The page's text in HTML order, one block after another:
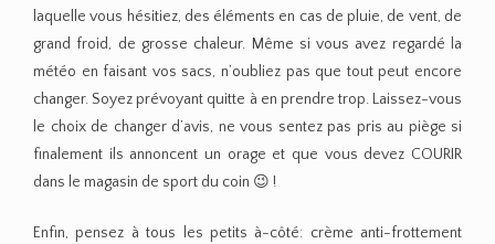
laquelle vous hésitiez, des éléments en cas de pluie, de vent, de
grand froid, de grosse chaleur. Même si vous avez regardé la
météo en faisant vos sacs, n’oubliez pas que tout peut encore
changer. Soyez prévoyant quitte à en prendre trop. Laissez-vous
le choix de changer d’avis, ne vous sentez pas pris au piège si
finalement ils annoncent un orage et que vous devez COURIR
dans le magasin de sport du coin 😉 !
Enfin, pensez à tous les petits à-côté: crème anti-frottement